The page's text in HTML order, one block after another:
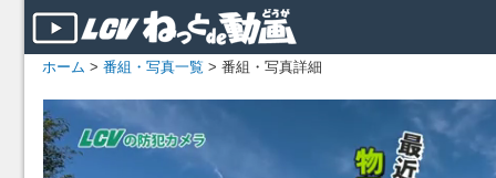
ホーム > 番組・写真一覧 > 番組・写真詳細